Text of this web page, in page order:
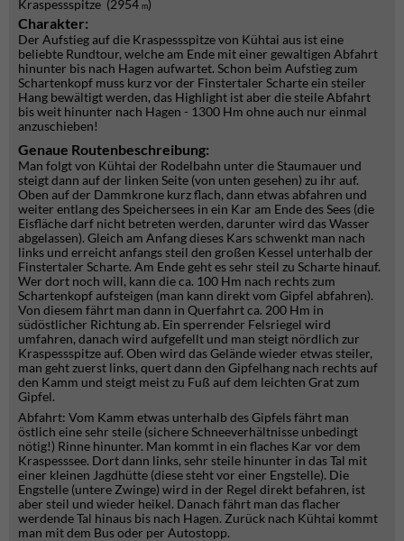
Kraspessspitze (2954 m)
Charakter:
Der Aufstieg auf die Kraspessspitze von Kühtai aus ist eine
beliebte Rundtour, welche am Ende mit einer gewaltigen Abfahrt
hinunter bis nach Hagen aufwartet. Schon beim Aufstieg zum
Schartenkopf muss kurz vor der Finstertaler Scharte ein steiler
Hang bewältigt werden, das Highlight ist aber die steile Abfahrt
bis weit hinunter nach Hagen - 1300 Hm ohne auch nur einmal
anzuschieben!
Genaue Routenbeschreibung:
Man folgt von Kühtai der Rodelbahn unter die Staumauer und
steigt dann auf der linken Seite (von unten gesehen) zu ihr auf.
Oben auf der Dammkrone kurz flach, dann etwas abfahren und
weiter entlang des Speichersees in ein Kar am Ende des Sees (die
Eisfläche darf nicht betreten werden, darunter wird das Wasser
abgelassen). Gleich am Anfang dieses Kars schwenkt man nach
links und erreicht anfangs steil den großen Kessel unterhalb der
Finstertaler Scharte. Am Ende geht es sehr steil zu Scharte hinauf.
Wer dort noch will, kann die ca. 100 Hm nach rechts zum
Schartenkopf aufsteigen (man kann direkt vom Gipfel abfahren).
Von diesem fährt man dann in Querfahrt ca. 200 Hm in
südöstlicher Richtung ab. Ein sperrender Felsriegel wird
umfahren, danach wird aufgefellt und man steigt nördlich zur
Kraspessspitze auf. Oben wird das Gelände wieder etwas steiler,
man geht zuerst links, quert dann den Gipfelhang nach rechts auf
den Kamm und steigt meist zu Fuß auf dem leichten Grat zum
Gipfel.
Abfahrt: Vom Kamm etwas unterhalb des Gipfels fährt man
östlich eine sehr steile (sichere Schneeverhältnisse unbedingt
nötig!) Rinne hinunter. Man kommt in ein flaches Kar vor dem
Kraspesssee. Dort dann links, sehr steile hinunter in das Tal mit
einer kleinen Jagdhütte (diese steht vor einer Engstelle). Die
Engstelle (untere Zwinge) wird in der Regel direkt befahren, ist
aber steil und wieder heikel. Danach fährt man das flacher
werdende Tal hinaus bis nach Hagen. Zurück nach Kühtai kommt
man mit dem Bus oder per Autostopp.